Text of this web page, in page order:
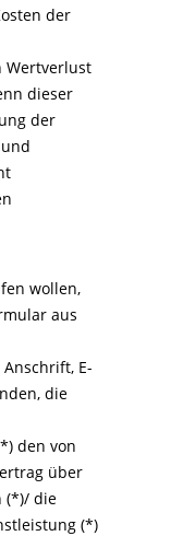
der
Wertverlust
dieser
der
wollen,
aus
E-
die
den von
über
(*)/ die
(*)